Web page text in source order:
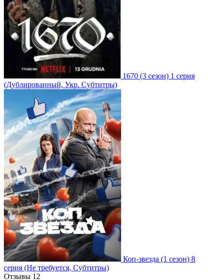
1670 (3 сезон) 1 серия
(Дублированный, Укр. Субтитры)
Коп-звезда (1 сезон) 8
серия (Не требуется, Субтитры)
Отзывы 12